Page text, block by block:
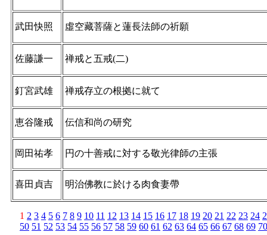
武田快照 虛空藏菩薩と蓮長法師の祈願
佐藤謙一 禅戒と五戒(二)
釘宮武雄 禅戒存立の根拠に就て
恵谷隆戒 伝信和尚の研究
岡田祐孝 円の十善戒に対する敬光律師の主張
喜田貞吉 明治佛教に於ける肉食妻帶
1 2 3 4 5 6 7 8 9 10 11 12 13 14 15 16 17 18 19 20 21 22 23 24
50 51 52 53 54 55 56 57 58 59 60 61 62 63 64 65 66 67 68 69 70